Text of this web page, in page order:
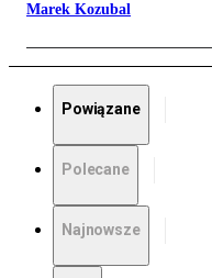
Marek Kozubal
Powiązane
Polecane
Najnowsze